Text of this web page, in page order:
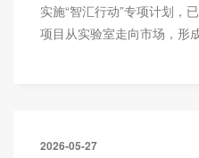
实施“智汇行动”专项计划，
项目从实验室走向市场，形
2026-05-27